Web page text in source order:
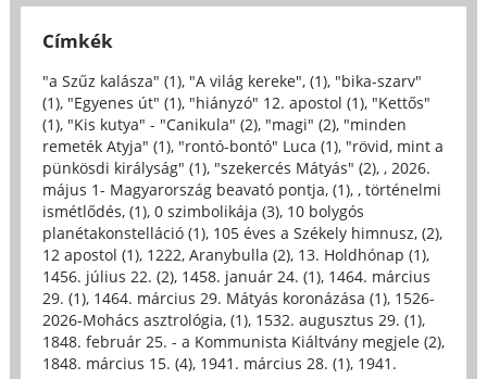
Címkék
"a Szűz kalásza" (1), "A világ kereke", (1), "bika-szarv"
(1), "Egyenes út" (1), "hiányzó" 12. apostol (1), "Kettős"
(1), "Kis kutya" - "Canikula" (2), "magi" (2), "minden
remeték Atyja" (1), "rontó-bontó" Luca (1), "rövid, mint a
pünkösdi királyság" (1), "szekercés Mátyás" (2), , 2026.
május 1- Magyarország beavató pontja, (1), , történelmi
ismétlődés, (1), 0 szimbolikája (3), 10 bolygós
planétakonstelláció (1), 105 éves a Székely himnusz, (2),
12 apostol (1), 1222, Aranybulla (2), 13. Holdhónap (1),
1456. július 22. (2), 1458. január 24. (1), 1464. március
29. (1), 1464. március 29. Mátyás koronázása (1), 1526-
2026-Mohács asztrológia, (1), 1532. augusztus 29. (1),
1848. február 25. - a Kommunista Kiáltvány megjele (2),
1848. március 15. (4), 1941. március 28. (1), 1941.